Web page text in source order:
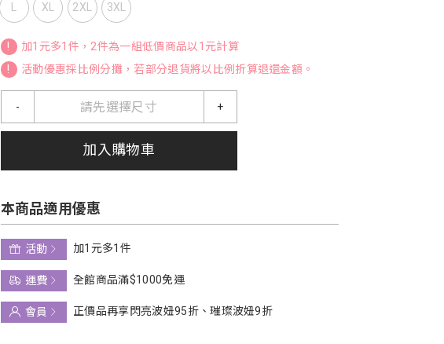
L XL 2XL 3XL
!
加1元多1件，2件為一組低價商品以1元計算
!
活動優惠採比例分攤，若部分退貨將以比例折算退還金額。
請先選擇尺寸
- +
加入購物車
本商品適用優惠
活動
加1元多1件
運費
全館商品滿$1000免運
會員
正價品再享閃亮波妞95折、璀璨波妞9折